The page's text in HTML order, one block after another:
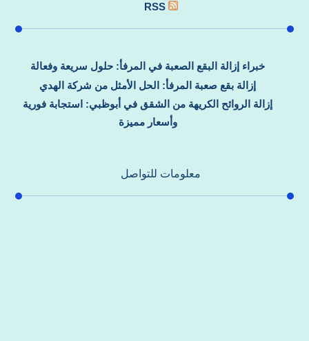
RSS
خبراء إزالة البقع الصعبة في المرفأ: حلول سريعة وفعالة
إزالة بقع صعبة المرفأ: الحل الأمثل من شركة الهدي
إزالة الروائح الكريهة من الشقق في أبوظبي: استجابة فورية
وأسعار مميزة
معلومات للتواصل